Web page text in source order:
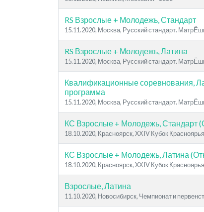
RS Взрослые + Молодежь, Стандарт
15.11.2020, Москва, Русский стандарт.
RS Взрослые + Молодежь, Латина
15.11.2020, Москва, Русский стандарт.
Квалификационные соревнования,
программа
15.11.2020, Москва, Русский стандарт.
КС Взрослые + Молодежь, Стандарт
18.10.2020, Красноярск, XХIV Кубок Красноярья
КС Взрослые + Молодежь, Латина
18.10.2020, Красноярск, XХIV Кубок Красноярья
Взрослые, Латина
11.10.2020, Новосибирск, Чемпионат и